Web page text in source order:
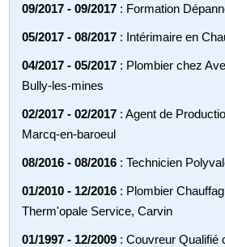
09/2017 - 09/2017 : Formation
05/2017 - 08/2017 : Intérimaire en
04/2017 - 05/2017 : Plombier chez
Bully-les-mines
02/2017 - 02/2017 : Agent de
Marcq-en-baroeul
08/2016 - 08/2016 : Technicien
01/2010 - 12/2016 : Plombier
Therm'opale Service, Carvin
01/1997 - 12/2009 : Couvreur Qualifié